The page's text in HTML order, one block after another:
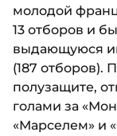
молодой
13 отборов и
выдающуюся
(187 отборов).
полузащите,
голами за
«Марселем» и